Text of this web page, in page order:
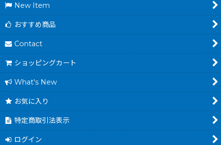
New Item
おすすめ商品
Contact
ショッピングカート
What's New
お気に入り
特定商取引法表示
ログイン